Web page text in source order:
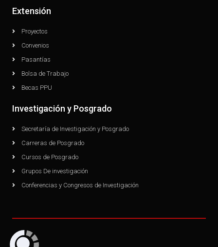
Extensión
Proyectos
Convenios
Pasantías
Bolsa de Trabajo
Becas PPU
Investigación y Posgrado
Secretaría de Investigación y Posgrado
Carreras de Posgrado
Cursos de Posgrado
Grupos De investigación
Conferencias y Congresos de Investigación